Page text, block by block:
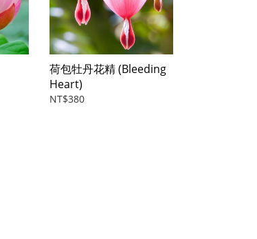
荷包牡丹花精 (Bleeding
Heart)
NT$380